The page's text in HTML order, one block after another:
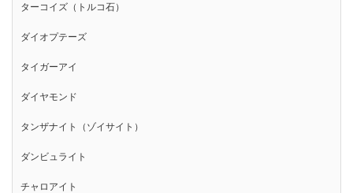
ターコイズ（トルコ石）
ダイオプテーズ
タイガーアイ
ダイヤモンド
タンザナイト（ゾイサイト）
ダンビュライト
チャロアイト